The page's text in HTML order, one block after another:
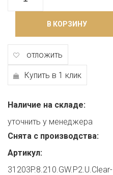
В КОРЗИНУ
отложить
Купить в 1 клик
Наличие на складе:
уточнить у менеджера
Снята с производства:
Артикул:
31203P.8.210.GW.P2.U.Clear-